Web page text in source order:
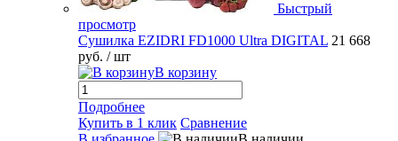
Быстрый
просмотр
Сушилка EZIDRI FD1000 Ultra DIGITAL 21 668
руб. / шт
В корзину
Подробнее
Купить в 1 клик Сравнение